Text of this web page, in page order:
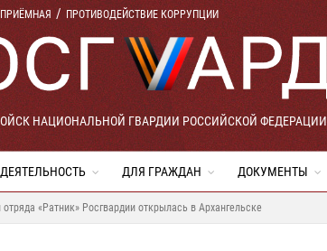
ПРОТИВОДЕЙСТВИЕ КОРРУПЦИИ
НАЦИОНАЛЬНОЙ ГВАРДИИ РОССИЙСКОЙ ФЕДЕРАЦИИ
ДЕЯТЕЛЬНОСТЬ ДЛЯ ГРАЖДАН ДОКУМЕНТЫ
«Ратник» Росгвардии открылась в Архангельске